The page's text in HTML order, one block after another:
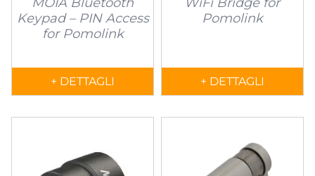
Keypad – PIN Access
for Pomolink
+ DETTAGLI
Pomolink
+ DETTAGLI